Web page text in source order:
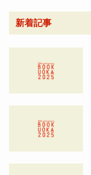
ー
カ
新着記事